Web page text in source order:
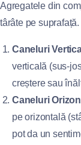
Agregatele din
târâte pe suprafață.
Caneluri
verticală (sus-
creștere sau
Caneluri
pe orizontală
pot da un